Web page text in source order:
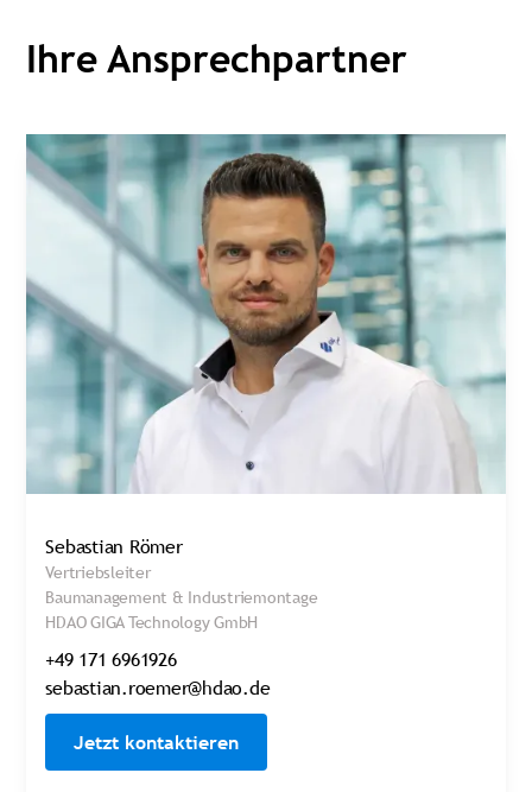
Ihre Ansprechpartner
Sebastian Römer
Vertriebsleiter
Baumanagement & Industriemontage
HDAO GIGA Technology GmbH
+49 171 6961926
sebastian.roemer@hdao.de
Jetzt kontaktieren